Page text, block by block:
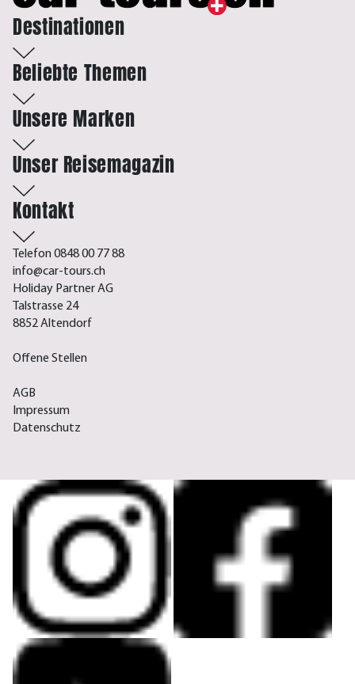
Destinationen
Beliebte Themen
Unsere Marken
Unser Reisemagazin
Kontakt
Telefon 0848 00 77 88
info@car-tours.ch
Holiday Partner AG
Talstrasse 24
8852 Altendorf
Offene Stellen
AGB
Impressum
Datenschutz